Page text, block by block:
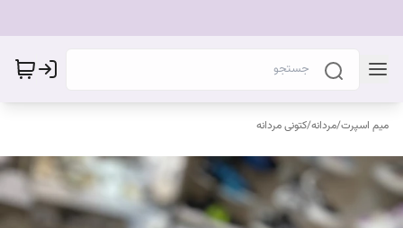
میم اسپرت/مردانه/کتونی مردانه